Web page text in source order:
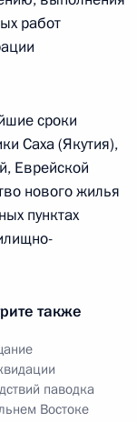
работ
сроки
Саха (Якутия),
Еврейской
нового жилья
пунктах
также
паводка
Востоке